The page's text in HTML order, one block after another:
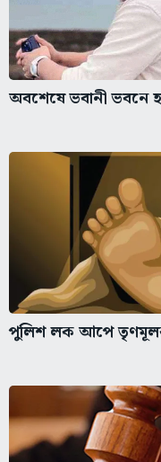
অবশেষে ভবানী ভবনে
পুলিশ লক আপে